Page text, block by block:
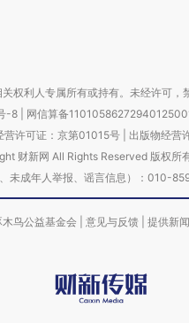
权利人专属所有或持有。未经许可，
-8 网信算备
营许可证：京第01015号| 出版物经营
财新网 All Rights Reserved 版权所
未成年人举报、谣言信息）：
木鸟公益基金会 意见与反馈 提供新